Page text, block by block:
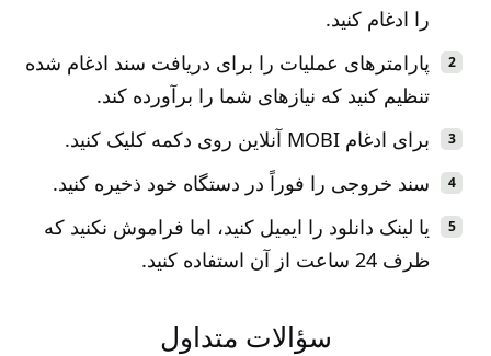
را ادغام کنید.
پارامترهای عملیات را برای دریافت سند ادغام شده
تنظیم کنید که نیازهای شما را برآورده کند.
برای ادغام MOBI آنلاین روی دکمه کلیک کنید.
سند خروجی را فوراً در دستگاه خود ذخیره کنید.
یا لینک دانلود را ایمیل کنید، اما فراموش نکنید که
ظرف 24 ساعت از آن استفاده کنید.
سؤالات متداول